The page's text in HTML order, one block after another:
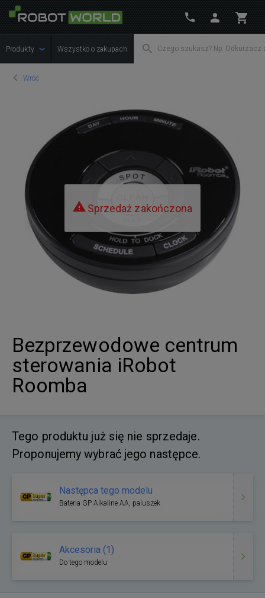
Produkty Wszystko o zakupach
Wróć
Sprzedaż zakończona
Bezprzewodowe centrum
sterowania iRobot
Roomba
Tego produktu już się nie sprzedaje.
Proponujemy wybrać jego następce.
Następca tego modelu
Bateria GP Alkaline AA, paluszek
Akcesoria (1)
Do tego modelu